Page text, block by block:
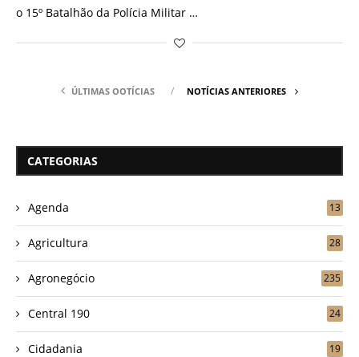
o 15º Batalhão da Polícia Militar …
ÚLTIMAS OOTÍCIAS NOTÍCIAS ANTERIORES
CATEGORIAS
Agenda 13
Agricultura 28
Agronegócio 235
Central 190 24
Cidadania 19